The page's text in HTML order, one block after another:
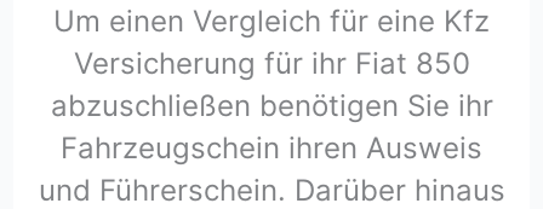
Um einen Vergleich für eine Kfz
Versicherung für ihr Fiat 850
abzuschließen benötigen Sie ihr
Fahrzeugschein ihren Ausweis
und Führerschein. Darüber hinaus